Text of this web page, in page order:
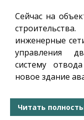
Сейчас на
инженерные
управления
систему
новое здание
Читать